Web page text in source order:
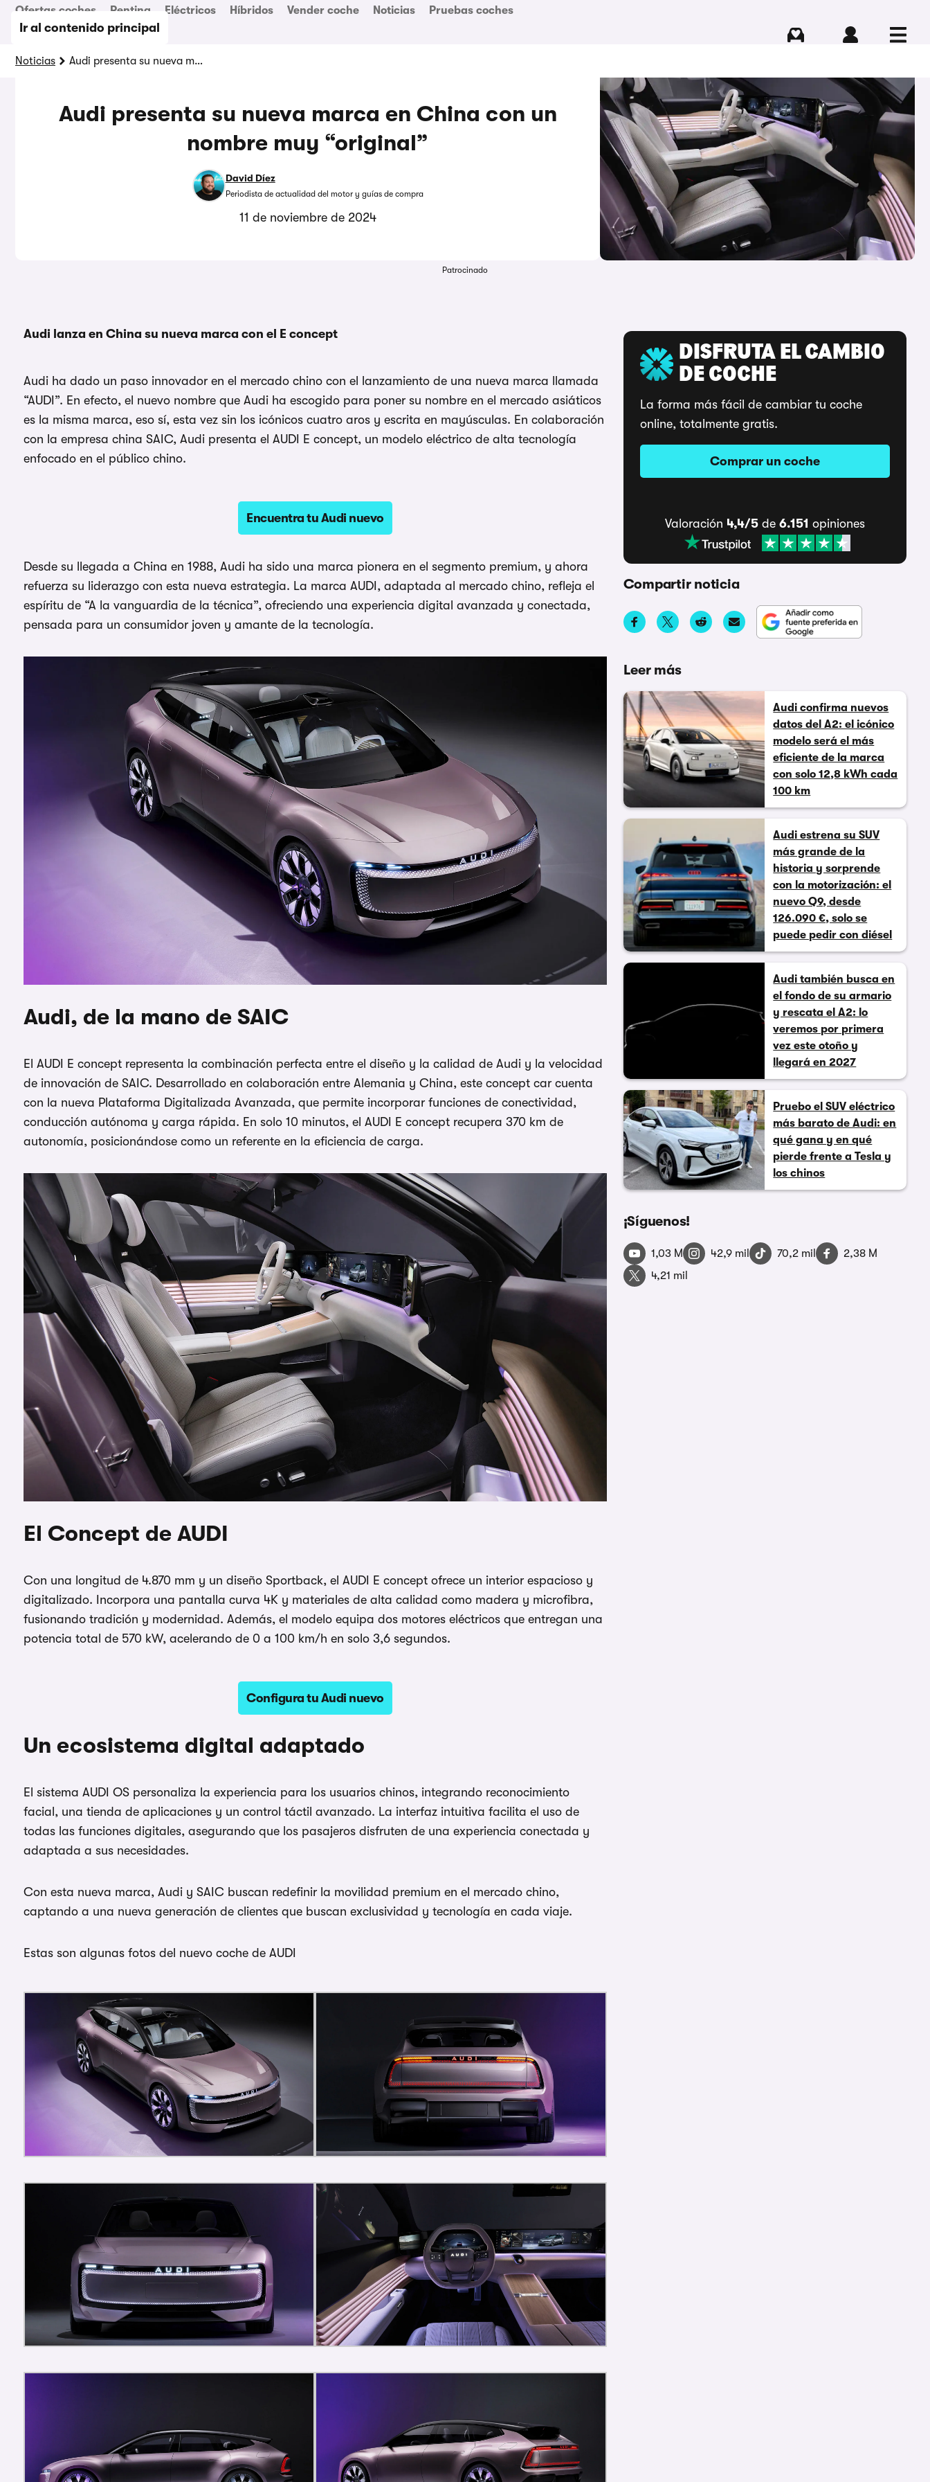
Ir al contenido principal
Ofertas coches Renting Eléctricos Híbridos Vender coche Noticias Pruebas coches
Noticias Audi presenta su nueva marca en China con un nombre muy “original”
Audi presenta su nueva marca en China con un
nombre muy “original”
David Díez
Periodista de actualidad del motor y guías de compra
11 de noviembre de 2024
Patrocinado
Audi lanza en China su nueva marca con el E concept
Audi ha dado un paso innovador en el mercado chino con el lanzamiento de una nueva marca llamada
“AUDI”. En efecto, el nuevo nombre que Audi ha escogido para poner su nombre en el mercado asiáticos
es la misma marca, eso sí, esta vez sin los icónicos cuatro aros y escrita en mayúsculas. En colaboración
con la empresa china SAIC, Audi presenta el AUDI E concept, un modelo eléctrico de alta tecnología
enfocado en el público chino.
Encuentra tu Audi nuevo
Desde su llegada a China en 1988, Audi ha sido una marca pionera en el segmento premium, y ahora
refuerza su liderazgo con esta nueva estrategia. La marca AUDI, adaptada al mercado chino, refleja el
espíritu de “A la vanguardia de la técnica”, ofreciendo una experiencia digital avanzada y conectada,
pensada para un consumidor joven y amante de la tecnología.
Audi, de la mano de SAIC
El AUDI E concept representa la combinación perfecta entre el diseño y la calidad de Audi y la velocidad
de innovación de SAIC. Desarrollado en colaboración entre Alemania y China, este concept car cuenta
con la nueva Plataforma Digitalizada Avanzada, que permite incorporar funciones de conectividad,
conducción autónoma y carga rápida. En solo 10 minutos, el AUDI E concept recupera 370 km de
autonomía, posicionándose como un referente en la eficiencia de carga.
El Concept de AUDI
Con una longitud de 4.870 mm y un diseño Sportback, el AUDI E concept ofrece un interior espacioso y
digitalizado. Incorpora una pantalla curva 4K y materiales de alta calidad como madera y microfibra,
fusionando tradición y modernidad. Además, el modelo equipa dos motores eléctricos que entregan una
potencia total de 570 kW, acelerando de 0 a 100 km/h en solo 3,6 segundos.
Configura tu Audi nuevo
Un ecosistema digital adaptado
El sistema AUDI OS personaliza la experiencia para los usuarios chinos, integrando reconocimiento
facial, una tienda de aplicaciones y un control táctil avanzado. La interfaz intuitiva facilita el uso de
todas las funciones digitales, asegurando que los pasajeros disfruten de una experiencia conectada y
adaptada a sus necesidades.
Con esta nueva marca, Audi y SAIC buscan redefinir la movilidad premium en el mercado chino,
captando a una nueva generación de clientes que buscan exclusividad y tecnología en cada viaje.
Estas son algunas fotos del nuevo coche de AUDI
DISFRUTA EL CAMBIO
DE COCHE
La forma más fácil de cambiar tu coche
online, totalmente gratis.
Comprar un coche
Valoración 4,4/5de 6.151 opiniones
Compartir noticia
Leer más
Audi confirma nuevos
datos del A2: el icónico
modelo será el más
eficiente de la marca
con solo 12,8 kWh cada
100 km
Audi estrena su SUV
más grande de la
historia y sorprende
con la motorización: el
nuevo Q9, desde
126.090 €, solo se
puede pedir con diésel
Audi también busca en
el fondo de su armario
y rescata el A2: lo
veremos por primera
vez este otoño y
llegará en 2027
Pruebo el SUV eléctrico
más barato de Audi: en
qué gana y en qué
pierde frente a Tesla y
los chinos
¡Síguenos!
1,03 M 42,9 mil 70,2 mil
2,38 M
4,21 mil